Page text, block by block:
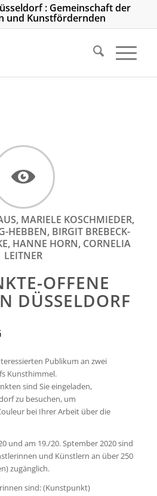
: Gemeinschaft der
und Kunstfördernden
MARIELE KOSCHMIEDER,
HEBBEN, BIRGIT BREBECK-
HANNE HORN, CORNELIA
LEITNER
OFFENE
DÜSSELDORF
Publikum an zwei
Kunsthimmel.
sind Sie eingeladen,
zu besuchen, um
bei Ihrer Arbeit über die
und am 19./20. Sptember 2020sind
und Künstlern an über 250
zugänglich.
sind: (Kunstpunkt)